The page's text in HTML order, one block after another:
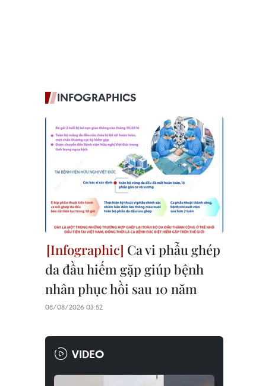
INFOGRAPHICS
Ca vi phẫu ghép
da đầu hiếm gặp giúp bệnh
nhân phục hồi sau 10 năm
08/08/2026 03:52
VIDEO